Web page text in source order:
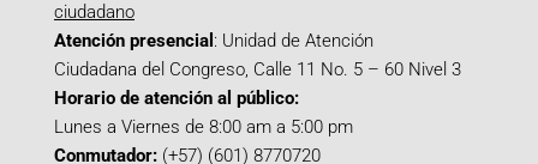
ciudadano
Atención presencial : Unidad de Atención
Ciudadana del Congreso, Calle 11 No. 5 – 60 Nivel 3
Horario de atención al público:
Lunes a Viernes de 8:00 am a 5:00 pm
Conmutador: (+57) (601) 8770720